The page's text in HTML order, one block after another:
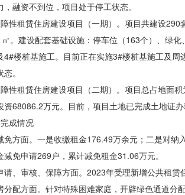
融资不到位，项目处于停工状态。
性租赁住房建设项目（一期）。项目共建设
。建设配套基础设施：停车位（163个）、绿
4#楼桩基施工。目前正在实施3#楼桩基施工及
。
性租赁住房建设项目（二期）。项目总占地面
资68086.2万元。目前，项目土地已完成土地证
成情况
免方面。一是收缴租金176.49万余元；二是对
免申请269户，累计减免租金31.06万元。
请、审核、保障方面。2023年受理新增公共租
分配方面。针对特殊困难家庭，开辟绿色通道分